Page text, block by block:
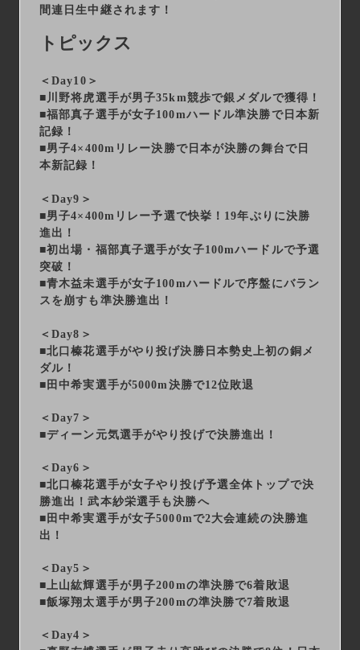
プライバシーポリシー
間連日生中継されます！
トピックス
＜Day10＞
■川野将虎選手が男子35km競歩で銀メダルで獲得！
■福部真子選手が女子100mハードル準決勝で日本新
記録！
■男子4×400mリレー決勝で日本が決勝の舞台で日
本新記録！
＜Day9＞
■男子4×400mリレー予選で快挙！19年ぶりに決勝
進出！
■初出場・福部真子選手が女子100mハードルで予選
突破！
■青木益未選手が女子100mハードルで序盤にバラン
スを崩すも準決勝進出！
＜Day8＞
■北口榛花選手がやり投げ決勝日本勢史上初の銅メ
ダル！
■田中希実選手が5000m決勝で12位敗退
＜Day7＞
■ディーン元気選手がやり投げで決勝進出！
＜Day6＞
■北口榛花選手が女子やり投げ予選全体トップで決
勝進出！武本紗栄選手も決勝へ
■田中希実選手が女子5000mで2大会連続の決勝進
出！
＜Day5＞
■上山紘輝選手が男子200mの準決勝で6着敗退
■飯塚翔太選手が男子200mの準決勝で7着敗退
＜Day4＞